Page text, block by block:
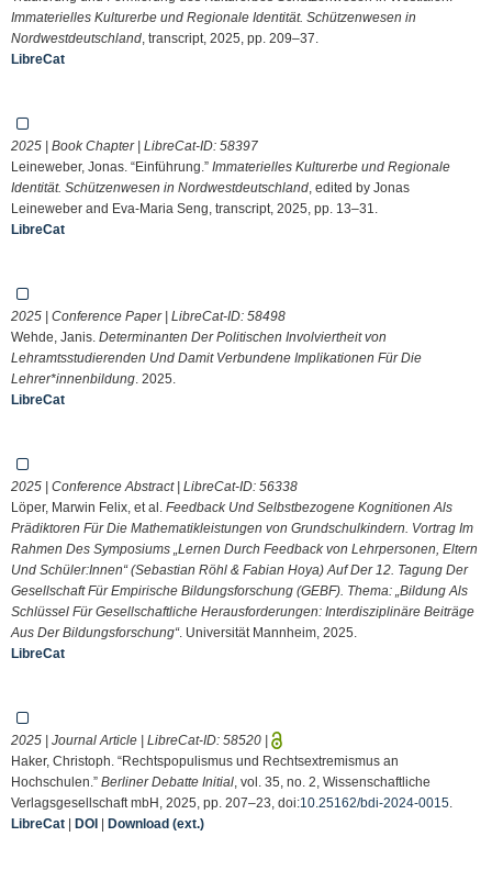
Immaterielles Kulturerbe und Regionale Identität. Schützenwesen in
Nordwestdeutschland , transcript, 2025, pp. 209–37.
LibreCat
2025 | Book Chapter | LibreCat-ID: 58397
Leineweber, Jonas. “Einführung.” Immaterielles Kulturerbe und Regionale
Identität. Schützenwesen in Nordwestdeutschland , edited by Jonas
Leineweber and Eva-Maria Seng, transcript, 2025, pp. 13–31.
LibreCat
2025 | Conference Paper | LibreCat-ID: 58498
Wehde, Janis. Determinanten Der Politischen Involviertheit von
Lehramtsstudierenden Und Damit Verbundene Implikationen Für Die
Lehrer*innenbildung . 2025.
LibreCat
2025 | Conference Abstract | LibreCat-ID: 56338
Löper, Marwin Felix, et al. Feedback Und Selbstbezogene Kognitionen Als
Prädiktoren Für Die Mathematikleistungen von Grundschulkindern. Vortrag Im
Rahmen Des Symposiums „Lernen Durch Feedback von Lehrpersonen, Eltern
Und Schüler:Innen“ (Sebastian Röhl & Fabian Hoya) Auf Der 12. Tagung Der
Gesellschaft Für Empirische Bildungsforschung (GEBF). Thema: „Bildung Als
Schlüssel Für Gesellschaftliche Herausforderungen: Interdisziplinäre Beiträge
Aus Der Bildungsforschung“. Universität Mannheim, 2025.
LibreCat
2025 | Journal Article | LibreCat-ID: 58520 |
Haker, Christoph. “Rechtspopulismus und Rechtsextremismus an
Hochschulen.” Berliner Debatte Initial , vol. 35, no. 2, Wissenschaftliche
Verlagsgesellschaft mbH, 2025, pp. 207–23, doi:10.25162/bdi-2024-0015
LibreCat | DOI | Download (ext.)